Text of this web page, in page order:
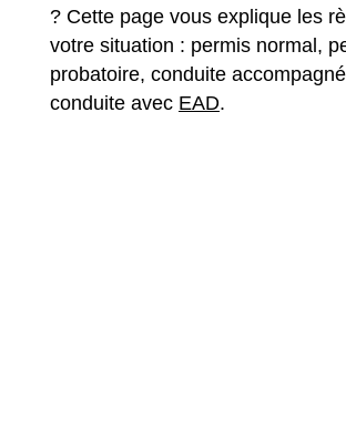
? Cette page vous explique les
votre situation : permis normal,
probatoire, conduite
conduite avec EAD.